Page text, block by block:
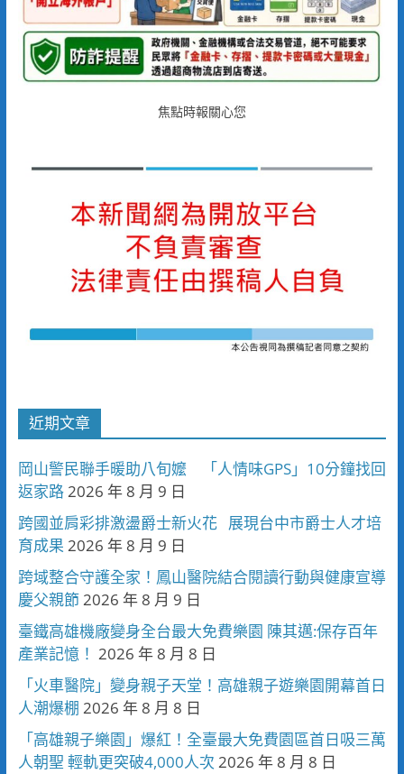
焦點時報關心您
近期文章
岡山警民聯手暖助八旬嬤 「人情味GPS」10分鐘找回
返家路 2026 年 8 月 9 日
跨國並肩彩排激盪爵士新火花 展現台中市爵士人才培
育成果 2026 年 8 月 9 日
跨域整合守護全家！鳳山醫院結合閱讀行動與健康宣導
慶父親節 2026 年 8 月 9 日
臺鐵高雄機廠變身全台最大免費樂園 陳其邁:保存百年
產業記憶！ 2026 年 8 月 8 日
「火車醫院」變身親子天堂！高雄親子遊樂園開幕首日
人潮爆棚 2026 年 8 月 8 日
「高雄親子樂園」爆紅！全臺最大免費園區首日吸三萬
人朝聖 輕軌更突破4,000人次 2026 年 8 月 8 日